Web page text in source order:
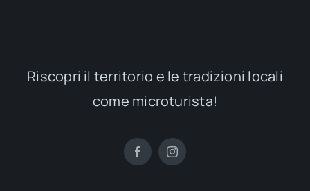
Riscopri il territorio e le tradizioni locali
come microturista!